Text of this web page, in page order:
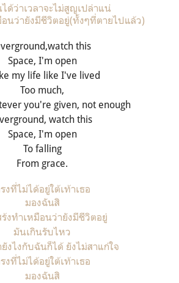
ด้ว่าเวลาจะไม่สูญเปล่าแน่
นว่ายังมีชีวิตอยู่(ทั้งๆที่ตายไปแล้ว)
this
Space, I'm open
my life like I've lived
Too much,
you're given, not enough
watch this
Space, I'm open
To falling
From grace.
งที่ไม่ได้อยู่ใต้เท้าเธอ
มองฉันสิ
งทำเหมือนว่ายังมีชีวิตอยู่
มันเกินรับไหว
ยังไงกับฉันก็ได้ ยังไม่สาแก่ใจ
งที่ไม่ได้อยู่ใต้เท้าเธอ
มองฉันสิ